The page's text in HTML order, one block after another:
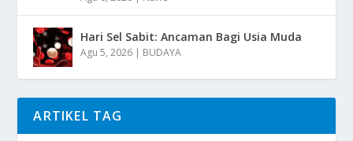
Hari Sel Sabit: Ancaman Bagi Usia Muda
Agu 5, 2026 | BUDAYA
ARTIKEL TAG